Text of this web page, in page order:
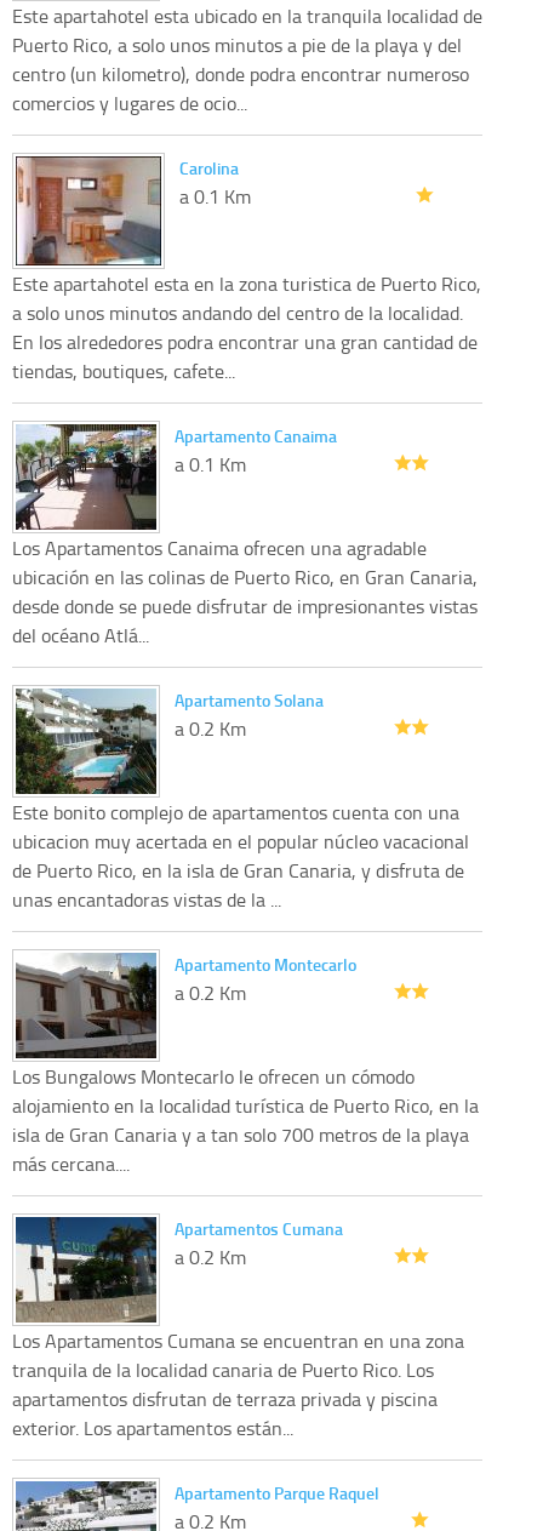
Este apartahotel esta ubicado en la tranquila localidad de
Puerto Rico, a solo unos minutos a pie de la playa y del
centro (un kilometro), donde podra encontrar numeroso
comercios y lugares de ocio...
Carolina
a 0.1 Km
Este apartahotel esta en la zona turistica de Puerto Rico,
a solo unos minutos andando del centro de la localidad.
En los alrededores podra encontrar una gran cantidad de
tiendas, boutiques, cafete...
Apartamento Canaima
a 0.1 Km
Los Apartamentos Canaima ofrecen una agradable
ubicación en las colinas de Puerto Rico, en Gran Canaria,
desde donde se puede disfrutar de impresionantes vistas
del océano Atlá...
Apartamento Solana
a 0.2 Km
Este bonito complejo de apartamentos cuenta con una
ubicacion muy acertada en el popular núcleo vacacional
de Puerto Rico, en la isla de Gran Canaria, y disfruta de
unas encantadoras vistas de la ...
Apartamento Montecarlo
a 0.2 Km
Los Bungalows Montecarlo le ofrecen un cómodo
alojamiento en la localidad turística de Puerto Rico, en la
isla de Gran Canaria y a tan solo 700 metros de la playa
más cercana....
Apartamentos Cumana
a 0.2 Km
Los Apartamentos Cumana se encuentran en una zona
tranquila de la localidad canaria de Puerto Rico. Los
apartamentos disfrutan de terraza privada y piscina
exterior. Los apartamentos están...
Apartamento Parque Raquel
a 0.2 Km